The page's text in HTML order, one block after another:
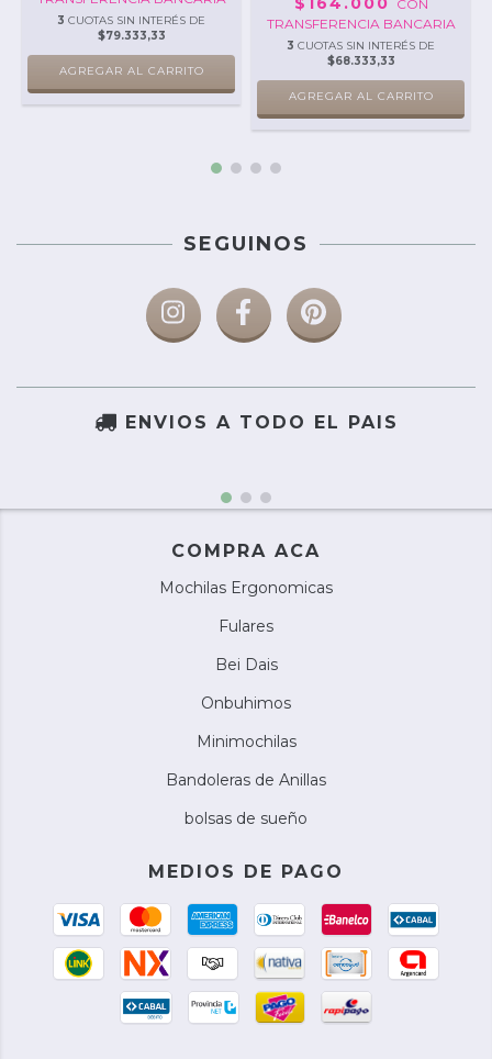
3 CUOTAS SIN INTERÉS DE
$79.333,33
AGREGAR AL CARRITO
CON
TRANSFERENCIA BANCARIA
3 CUOTAS SIN INTERÉS DE
$68.333,33
AGREGAR AL CARRITO
SEGUINOS
ENVIOS A TODO EL PAIS
COMPRA ACA
Mochilas Ergonomicas
Fulares
Bei Dais
Onbuhimos
Minimochilas
Bandoleras de Anillas
bolsas de sueño
MEDIOS DE PAGO